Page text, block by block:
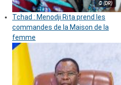
© (DR)
Tchad : Menodji Rita prend les
commandes de la Maison de la
femme